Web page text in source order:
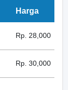
Harga
Rp. 28,000
Rp. 30,000